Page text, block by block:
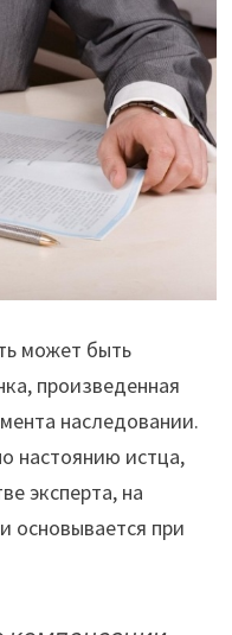
может быть
произведенная
наследовании.
настоянию истца,
эксперта, на
основывается при